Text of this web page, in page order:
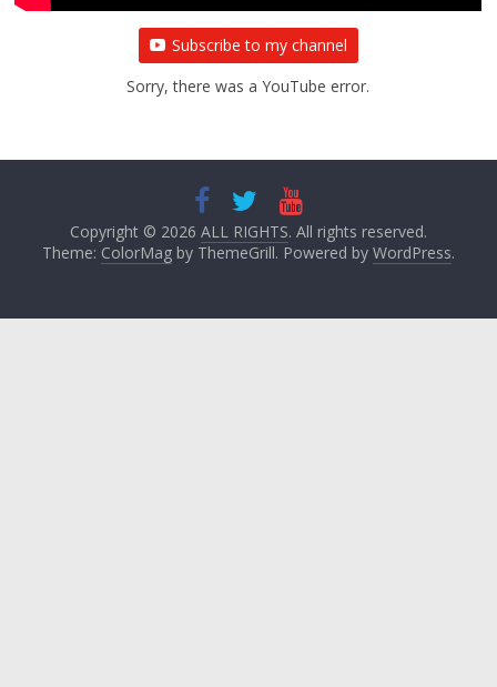
Subscribe to my channel
Sorry, there was a YouTube error.
Copyright © 2026 ALL RIGHTS. All rights reserved.
Theme: ColorMagby ThemeGrill. Powered by WordPress.